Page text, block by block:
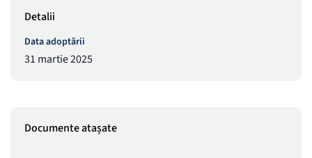
Detalii
Data adoptării
31 martie 2025
Documente atașate